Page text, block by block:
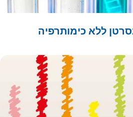
ללא כימותרפיה